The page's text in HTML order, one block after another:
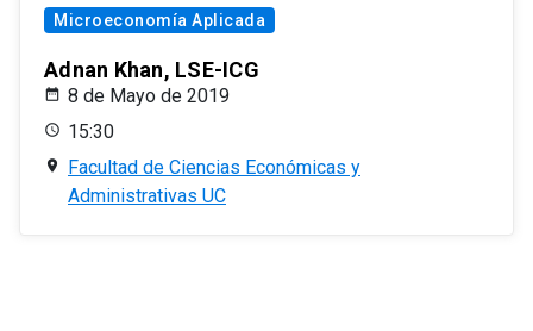
Microeconomía Aplicada
Adnan Khan, LSE-ICG
8 de Mayo de 2019
15:30
Facultad de Ciencias Económicas y
Administrativas UC